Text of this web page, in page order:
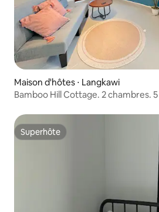
Maison d'hôtes ⋅ Langkawi
Bamboo Hill Cottage. 2 chambres.
Superhôte
Superhôte